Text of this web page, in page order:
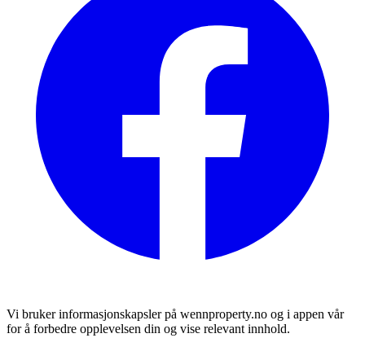
Vi bruker informasjonskapsler på wennproperty.no og i appen vår
for å forbedre opplevelsen din og vise relevant innhold.